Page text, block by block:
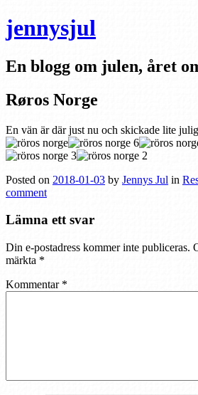
jennysjul
En blogg om julen, året
Røros Norge
En vän är där just nu och skickade lite
Posted on 2018-01-03 by Jennys Jul in
comment
Lämna ett svar
Din e-postadress kommer inte publiceras.
märkta *
Kommentar *